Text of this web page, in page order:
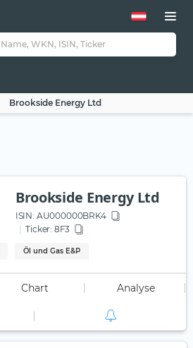
Brookside Energy Ltd
Brookside Energy Ltd
ISIN: AU000000BRK4
Ticker: 8F3
Öl und Gas E&P
Chart Analyse